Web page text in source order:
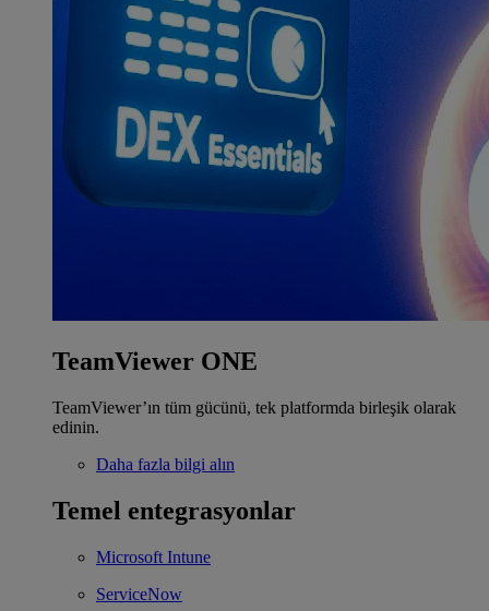
TeamViewer ONE
TeamViewer’ın tüm gücünü, tek platformda birleşik olarak
edinin.
Daha fazla bilgi alın
Temel entegrasyonlar
Microsoft Intune
ServiceNow